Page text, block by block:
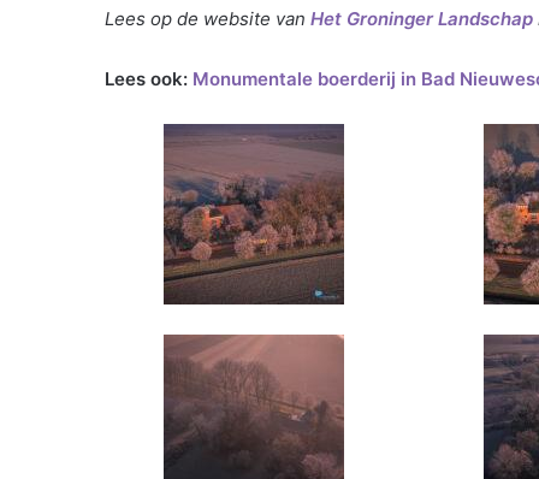
Lees op de website van Het Groninger Landschap
Lees ook: Monumentale boerderij in Bad